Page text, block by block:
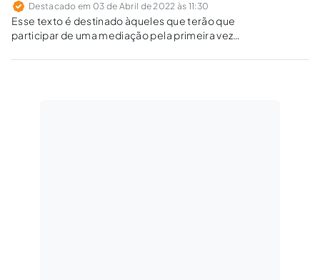
Destacado em 03 de Abril de 2022 às 11:30
Esse texto é destinado àqueles que terão que
participar de uma mediação pela primeira vez
dúvida sobre o procedimento.